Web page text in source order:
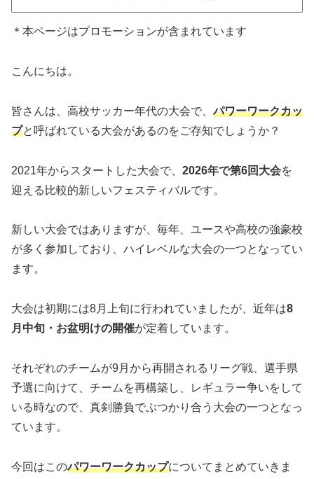
＊本ページはプロモーションが含まれています
こんにちは。
皆さんは、高校サッカー年代の大会で、パワーワークカッ
プと呼ばれている大会があるのをご存知でしょうか？
2021年からスタートした大会で、 2026年で第6回大会を
迎える比較的新しいフェスティバルです。
新しい大会ではありますが、毎年、ユースや高校の強豪校
が多く参加しており、ハイレベルな大会の一つとなってい
ます。
大会は初期には8月上旬に行われていましたが、近年は8
月中旬・お盆明けの開催が定着しています。
それぞれのチームが9月から再開されるリーグ戦、選手県
予選に向けて、チームを再構築し、レギュラー争いをして
いる時なので、真剣勝負でぶつかり合う大会の一つとなっ
ています。
今回はこのパワーワークカップについてまとめていきま